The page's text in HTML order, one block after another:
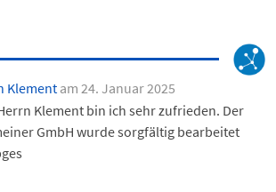
Klement am 24. Januar 2025
Klement bin ich sehr zufrieden. Der
GmbH wurde sorgfältig bearbeitet